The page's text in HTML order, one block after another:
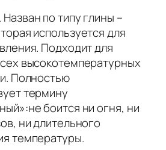
по типу глины –
используется для
Подходит для
высокотемпературных
Полностью
термину
боится ни огня, ни
ни длительного
температуры.